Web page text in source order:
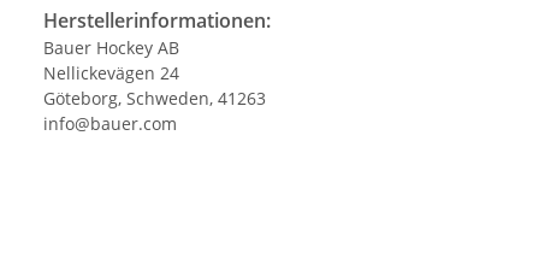
Herstellerinformationen:
Bauer Hockey AB
Nellickevägen 24
Göteborg, Schweden, 41263
info@bauer.com